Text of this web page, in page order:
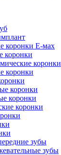
коронки Е-мах
коронки
коронки
коронки
коронки
коронки
коронки
зубы
зубы